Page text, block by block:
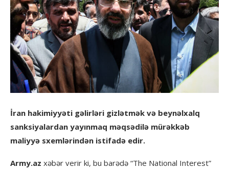
İran hakimiyyəti gəlirləri gizlətmək və beynəlxalq
sanksiyalardan yayınmaq məqsədilə mürəkkəb
maliyyə sxemlərindən istifadə edir.
Army.az xəbər verir ki, bu barədə “The National Interest”